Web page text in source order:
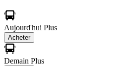
Aujourd'hui Plus
Acheter
Demain Plus